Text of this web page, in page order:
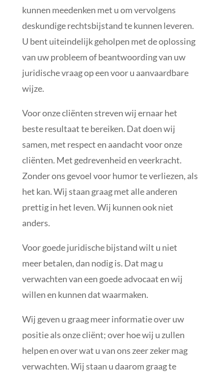
kunnen meedenken met u om vervolgens
deskundige rechtsbijstand te kunnen leveren.
U bent uiteindelijk geholpen met de oplossing
van uw probleem of beantwoording van uw
juridische vraag op een voor u aanvaardbare
wijze.
Voor onze cliënten streven wij ernaar het
beste resultaat te bereiken. Dat doen wij
samen, met respect en aandacht voor onze
cliënten. Met gedrevenheid en veerkracht.
Zonder ons gevoel voor humor te verliezen, als
het kan. Wij staan graag met alle anderen
prettig in het leven. Wij kunnen ook niet
anders.
Voor goede juridische bijstand wilt u niet
meer betalen, dan nodig is. Dat mag u
verwachten van een goede advocaat en wij
willen en kunnen dat waarmaken.
Wij geven u graag meer informatie over uw
positie als onze cliënt; over hoe wij u zullen
helpen en over wat u van ons zeer zeker mag
verwachten. Wij staan u daarom graag te